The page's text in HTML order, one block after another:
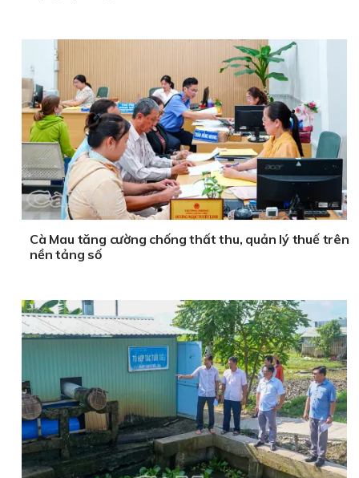
Cà Mau tăng cường chống thất thu, quản lý thuế trên
nền tảng số